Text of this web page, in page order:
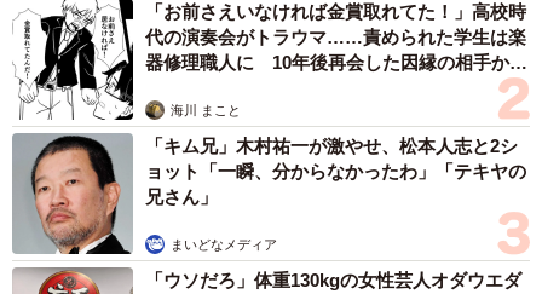
「お前さえいなければ金賞取れてた！」高校時
代の演奏会がトラウマ……責められた学生は楽
器修理職人に 10年後再会した因縁の相手から
海川 まこと
「キム兄」木村祐一が激やせ、松本人志と2シ
ョット「一瞬、分からなかったわ」「テキヤの
兄さん」
まいどなメディア
「ウソだろ」体重130kgの女性芸人オダウエダ